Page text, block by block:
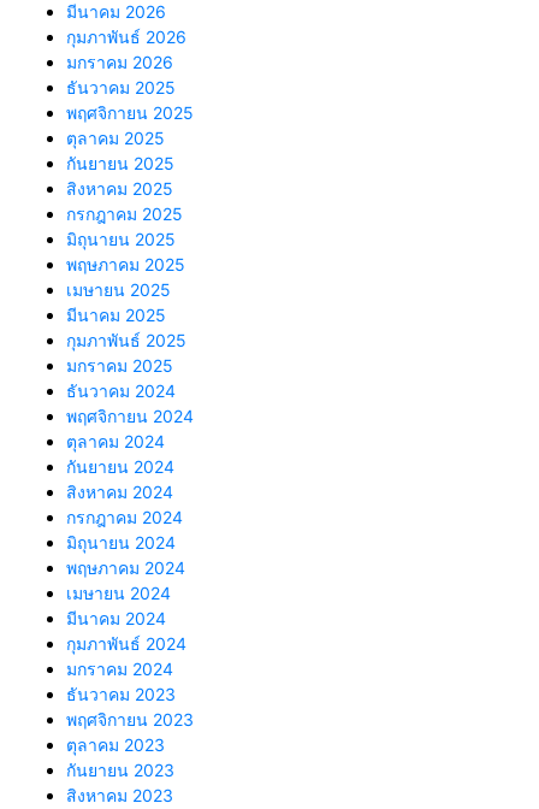
มีนาคม 2026
กุมภาพันธ์ 2026
มกราคม 2026
ธันวาคม 2025
พฤศจิกายน 2025
ตุลาคม 2025
กันยายน 2025
สิงหาคม 2025
กรกฎาคม 2025
มิถุนายน 2025
พฤษภาคม 2025
เมษายน 2025
มีนาคม 2025
กุมภาพันธ์ 2025
มกราคม 2025
ธันวาคม 2024
พฤศจิกายน 2024
ตุลาคม 2024
กันยายน 2024
สิงหาคม 2024
กรกฎาคม 2024
มิถุนายน 2024
พฤษภาคม 2024
เมษายน 2024
มีนาคม 2024
กุมภาพันธ์ 2024
มกราคม 2024
ธันวาคม 2023
พฤศจิกายน 2023
ตุลาคม 2023
กันยายน 2023
สิงหาคม 2023